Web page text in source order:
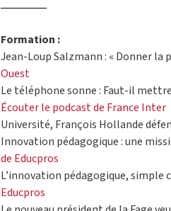
Formation :
Jean-Loup Salzmann : « Donner la
Ouest
Le téléphone sonne : Faut-il
Écouter le podcast de France Inter
Université, François Hollande
Innovation pédagogique : une
de Educpros
L’innovation pédagogique, simple
Educpros